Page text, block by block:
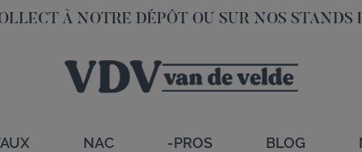
À NOTRE DÉPÔT OU SUR NOS STANDS
NAC -PROS BLOG